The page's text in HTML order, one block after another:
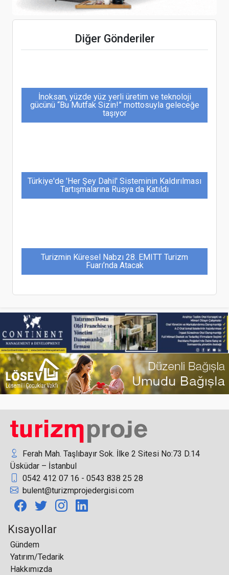
Diğer Gönderiler
1 Ocak 2023'te yürürlüğe girecek
İnoksan, yüzde yüz yerli üretim ve teknoloji
gücünü “Bu Mutfak Sizin!” mottosuyla geleceğe
taşıyor
Türkiye'de 'Her Şey Dahil' Sisteminin Kaldırılması
Tartışmalarına Rusya da Katıldı
Turizmin Küresel Nabzı 28. EMITT Turizm
Fuarı’nda Atacak
“Sağlık turizmi dijital pazarlama ile ivme
kazanıyor”
İzmir Marriott’ta Görkemli “Yaza Merhaba” Daveti
LÖSEV’in ‘İyilikler Çarşısı’ Projesi İstanbul’da
Başladı
TÜROB Başkanı Müberra Eresin, Norveç’in
İstanbul Fahri Konsolosu olarak atandı
Ferah Mah. Taşlıbayır Sok. İlke 2 Sitesi No:73 D.14
Üsküdar – İstanbul
0542 412 07 16 - 0543 838 25 28
bulent@turizmprojedergisi.com
Kısayollar
Gündem
Yatırım/Tedarik
Hakkımızda